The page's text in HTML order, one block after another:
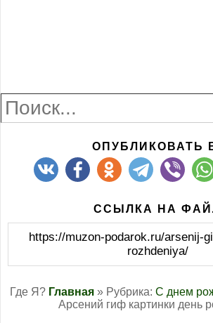
ОПУБЛИКОВАТЬ
ССЫЛКА НА
https://muzon-podarok.ru/arsenij-
rozhdeniya/
Где Я? Главная » Рубрика: С днем
Арсений гиф картинки день